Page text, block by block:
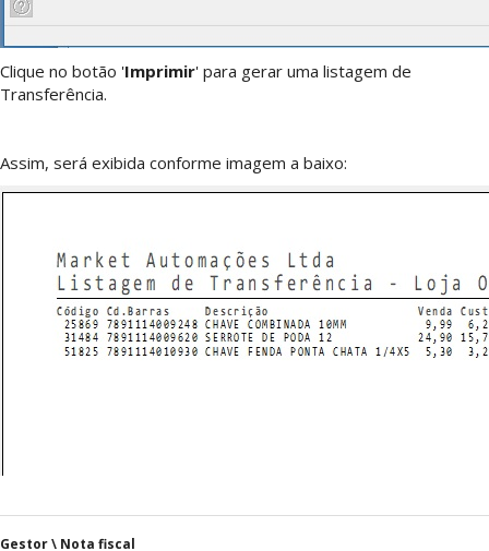
Clique no botão 'Imprimir' para gerar uma listagem de
Transferência.
Assim, será exibida conforme imagem a baixo:
Gestor \ Nota fiscal